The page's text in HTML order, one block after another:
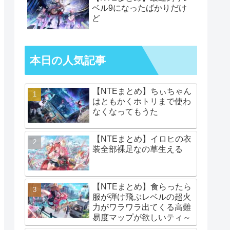
ベル9になったばかりだけ
ど
本日の人気記事
【NTEまとめ】ちぃちゃん
はともかくホトリまで使わ
なくなってもうた
【NTEまとめ】イロヒの衣
装全部裸足なの草生える
【NTEまとめ】食らったら
服が弾け飛ぶレベルの超火
力がワラワラ出てくる高難
易度マップが欲しいティ～